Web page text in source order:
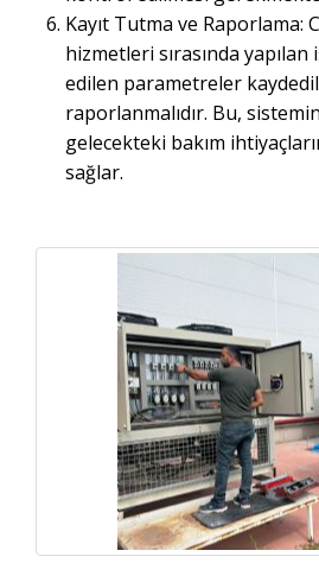
Kayıt Tutma ve Raporlama:
hizmetleri sırasında
edilen parametreler
raporlanmalıdır. Bu,
gelecekteki bakım
sağlar.